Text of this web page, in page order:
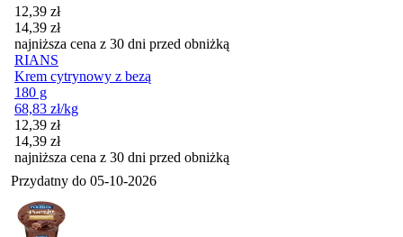
Cena promocyjna
12,39 zł
14,39 zł
najniższa cena z 30 dni przed obniżką
RIANS
Krem cytrynowy z bezą
180 g
68,83 zł/kg
Cena promocyjna
12,39 zł
14,39 zł
najniższa cena z 30 dni przed obniżką
Przydatny do 05-10-2026